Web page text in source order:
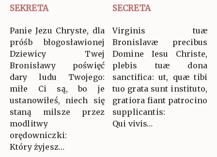
SEKRETA SECRETA
Panie Jezu Chryste, dla
próśb błogosławionej
Dziewicy Twej
Bronisławy poświęć
dary ludu Twojego:
miłe Ci są, bo je
ustanowiłeś, niech się
staną milsze przez
modlitwy
orędowniczki:
Który żyjesz…
Virginis tuæ
Bronislavæ precibus
Domine Iesu Christe,
plebis tuæ dona
sanctifica: ut, quæ tibi
tuo grata sunt instituto,
gratiora fiant patrocino
supplicantis:
Qui vivis…